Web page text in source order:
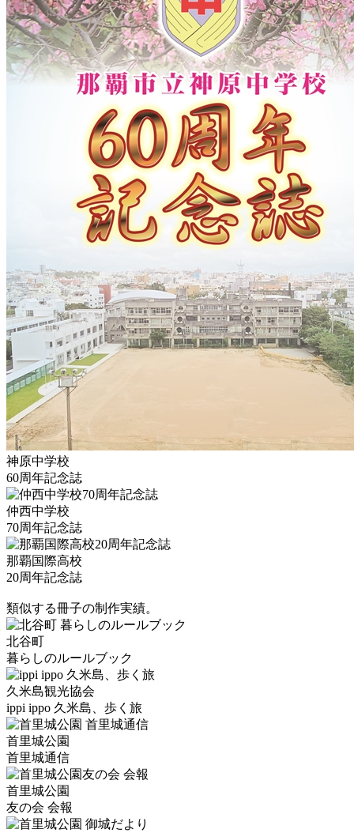
神原中学校
60周年記念誌
仲西中学校
70周年記念誌
那覇国際高校
20周年記念誌
類似する冊子の制作実績。
北谷町
暮らしのルールブック
久米島観光協会
ippi ippo 久米島、歩く旅
首里城公園
首里城通信
首里城公園
友の会 会報